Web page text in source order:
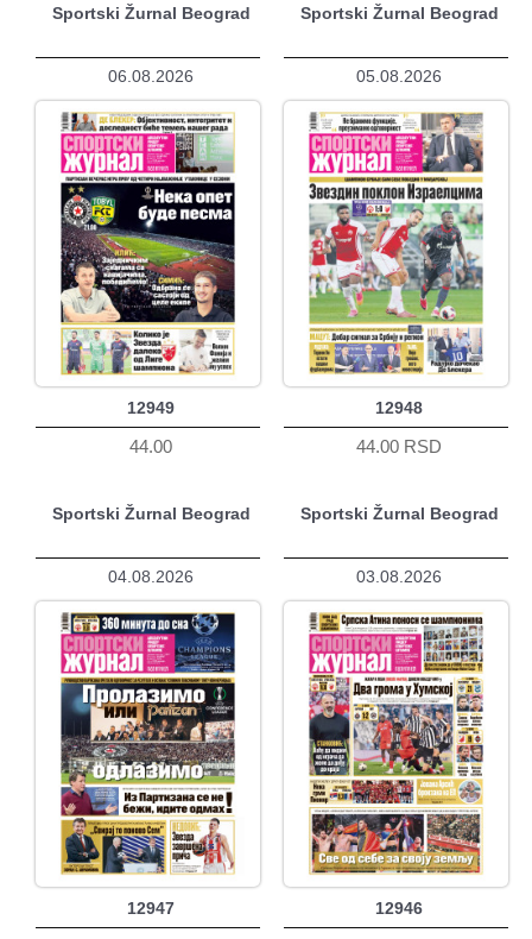
Sportski Žurnal Beograd
06.08.2026
12949
44.00
Sportski Žurnal Beograd
05.08.2026
12948
44.00 RSD
Sportski Žurnal Beograd
04.08.2026
12947
Sportski Žurnal Beograd
03.08.2026
12946